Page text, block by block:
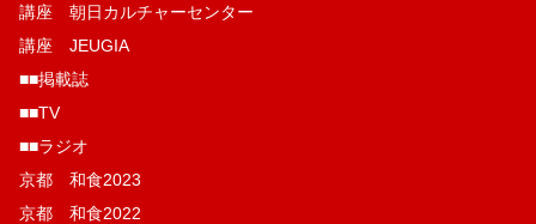
講座 朝日カルチャーセンター
講座 JEUGIA
■■掲載誌
■■TV
■■ラジオ
京都 和食2023
京都 和食2022